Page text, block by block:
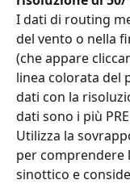
I dati di routing
del vento o nella
(che appare
linea colorata del
dati con la
dati sono i più
Utilizza la
per comprendere
sinottico e